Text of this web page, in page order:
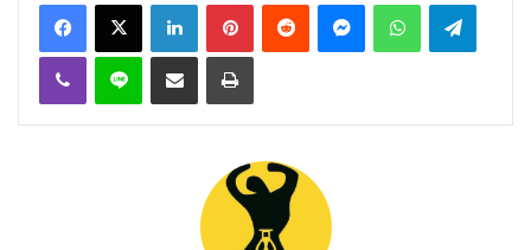
FacebookX Linkedin PinterestReddit MessengerWhatsAppTelegram
Viber Ligne Partager par email Imprimer